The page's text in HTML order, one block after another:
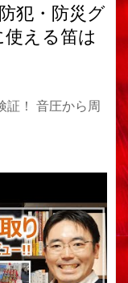
犯・防災グ
える笛は
証！ 音圧から周